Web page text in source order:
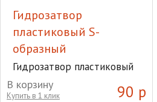
Гидрозатвор
пластиковый S-
образный
Гидрозатвор пластиковый
S-образный
90 р
В корзину
Купить в 1 клик